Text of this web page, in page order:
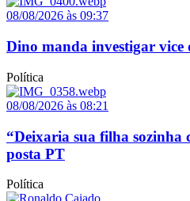
08/08/2026 às 09:37
Dino manda investigar vice
Política
08/08/2026 às 08:21
“Deixaria sua filha sozinha
posta PT
Política